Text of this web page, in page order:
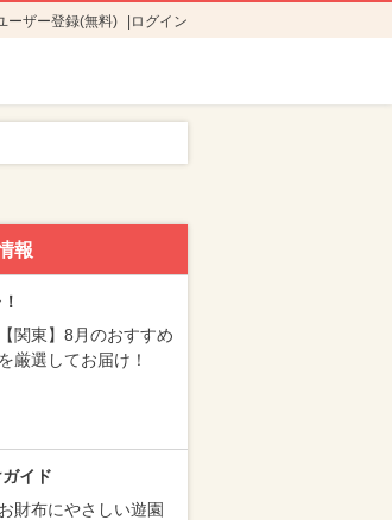
ーザー登録(無料) ログイン
報
【関東】8月のおすすめ
を厳選してお届け！
イド
お財布にやさしい遊園